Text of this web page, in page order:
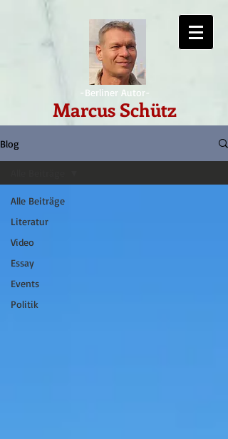
-Berliner Autor-
Marcus Schütz
Blog
Alle Beiträge
Literatur
Video
Essay
Events
Politik